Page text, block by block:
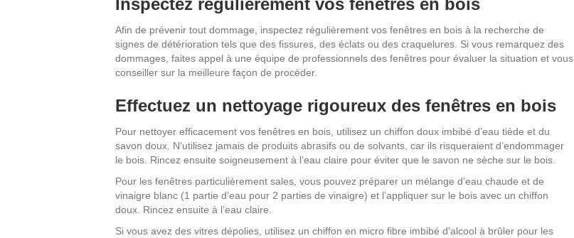
Inspectez régulièrement vos fenêtres en bois
Afin de prévenir tout dommage, inspectez régulièrement vos fenêtres en bois à la recherche de
signes de détérioration tels que des fissures, des éclats ou des craquelures. Si vous remarquez des
dommages, faites appel à une équipe de professionnels des fenêtres pour évaluer la situation et vous
conseiller sur la meilleure façon de procéder.
Effectuez un nettoyage rigoureux des fenêtres en bois
Pour nettoyer efficacement vos fenêtres en bois, utilisez un chiffon doux imbibé d’eau tiède et du
savon doux. N’utilisez jamais de produits abrasifs ou de solvants, car ils risqueraient d’endommager
le bois. Rincez ensuite soigneusement à l’eau claire pour éviter que le savon ne sèche sur le bois.
Pour les fenêtres particulièrement sales, vous pouvez préparer un mélange d’eau chaude et de
vinaigre blanc (1 partie d’eau pour 2 parties de vinaigre) et l’appliquer sur le bois avec un chiffon
doux. Rincez ensuite à l’eau claire.
Si vous avez des vitres dépolies, utilisez un chiffon en micro fibre imbibé d’alcool à brûler pour les